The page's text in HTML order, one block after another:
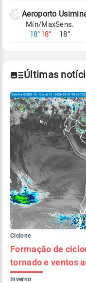
Aeroporto
Mín/Max
18°18°
Sens.
18°
Últimas
Ciclone
Formação de
tornado e ventos
Inverno